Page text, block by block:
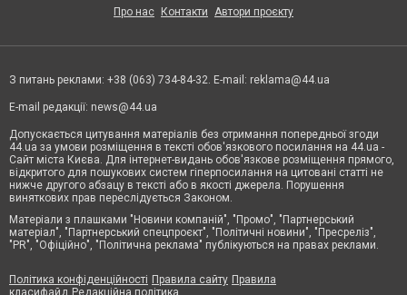
Про нас Контакти Автори проєкту
З питань реклами: +38 (063) 734-84-32. E-mail: reklama@44.ua
E-mail редакції: news@44.ua
Допускається цитування матеріалів без отримання попередньої згоди
44.ua за умови розміщення в тексті обов'язкового посилання на 44.ua -
Сайт міста Києва. Для інтернет-видань обов'язкове розміщення прямого,
відкритого для пошукових систем гіперпосилання на цитовані статті не
нижче другого абзацу в тексті або в якості джерела. Порушення
виняткових прав переслідується Законом.
Матеріали з плашками "Новини компаній", "Промо", "Партнерський
матеріал", "Партнерський спецпроєкт", "Політичні новини", "Пресреліз",
"PR", "Офіційно", "Політична реклама" публікуються на правах реклами.
Політика конфіденційності Правила сайту Правила
класифайд Редакційна політика